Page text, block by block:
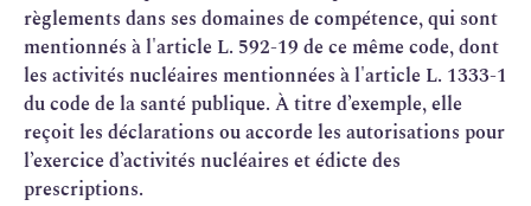
règlements dans ses domaines de compétence, qui sont
mentionnés à l'article L. 592-19 de ce même code, dont
les activités nucléaires mentionnées à l'article L. 1333-1
du code de la santé publique. À titre d’exemple, elle
reçoit les déclarations ou accorde les autorisations pour
l’exercice d’activités nucléaires et édicte des
prescriptions.